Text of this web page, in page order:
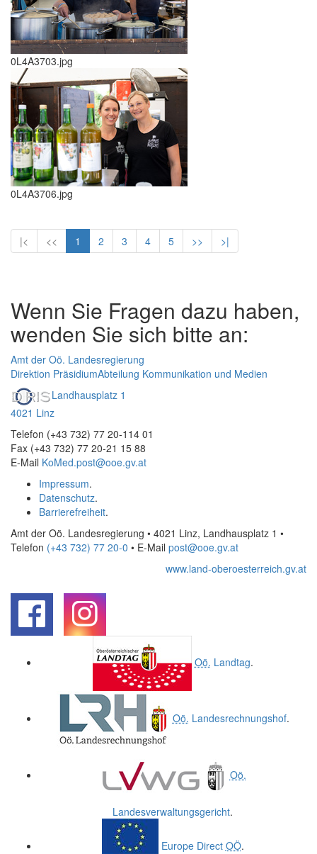
0L4A3703.jpg
0L4A3706.jpg
|< << 1 2 3 4 5 >> >|
Wenn Sie Fragen dazu haben,
wenden Sie sich bitte an:
Amt der Oö. Landesregierung
Direktion PräsidiumAbteilung Kommunikation und Medien
Landhausplatz 1
4021 Linz
Telefon (+43 732) 77 20-114 01
Fax (+43 732) 77 20-21 15 88
E-Mail KoMed.post@ooe.gv.at
Impressum.
Datenschutz.
Barrierefreiheit.
Amt der Oö. Landesregierung • 4021 Linz, Landhausplatz 1 •
Telefon (+43 732) 77 20-0 • E-Mail post@ooe.gv.at
www.land-oberoesterreich.gv.at
Oö. Landtag.
Oö. Landesrechnungshof.
Oö.
Landesverwaltungsgericht.
Europe Direct OÖ.